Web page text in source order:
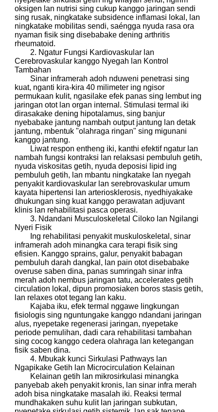
oksigen lan nutrisi sing cukup kanggo jaringan sendi
sing rusak, ningkatake subsidence inflamasi lokal, lan
ningkatake mobilitas sendi, saéngga nyuda rasa ora
nyaman fisik sing disebabake dening arthritis
rheumatoid.
2. Ngatur Fungsi Kardiovaskular lan
Cerebrovaskular kanggo Nyegah lan Kontrol
Tambahan
Sinar inframerah adoh nduweni penetrasi sing
kuat, nganti kira-kira 40 milimeter ing ngisor
permukaan kulit, ngasilake efek panas sing lembut ing
jaringan otot lan organ internal. Stimulasi termal iki
dirasakake dening hipotalamus, sing banjur
nyebabake jantung nambah output jantung lan detak
jantung, mbentuk "olahraga ringan" sing migunani
kanggo jantung.
Liwat respon entheng iki, kanthi efektif ngatur lan
nambah fungsi kontraksi lan relaksasi pembuluh getih,
nyuda viskositas getih, nyuda deposisi lipid ing
pembuluh getih, lan mbantu ningkatake lan nyegah
penyakit kardiovaskular lan serebrovaskular umum
kayata hipertensi lan arteriosklerosis, nyedhiyakake
dhukungan sing kuat kanggo perawatan adjuvant
klinis lan rehabilitasi pasca operasi.
3. Ndandani Musculoskeletal Ciloko lan Ngilangi
Nyeri Fisik
Ing rehabilitasi penyakit muskuloskeletal, sinar
inframerah adoh minangka cara terapi fisik sing
efisien. Kanggo sprains, galur, penyakit babagan
pembuluh darah dangkal, lan pain otot disebabake
overuse saben dina, panas sumringah sinar infra
merah adoh nembus jaringan tatu, accelerates getih
circulation lokal, dipun promosiaken boros stasis getih,
lan relaxes otot tegang lan kaku.
Kajaba iku, efek termal nggawe lingkungan
fisiologis sing nguntungake kanggo ndandani jaringan
alus, nyepetake regenerasi jaringan, nyepetake
periode pemulihan, dadi cara rehabilitasi tambahan
sing cocog kanggo cedera olahraga lan ketegangan
fisik saben dina.
4. Mbukak kunci Sirkulasi Pathways lan
Ngapikake Getih lan Microcirculation Kelainan
Kelainan getih lan mikrosirkulasi minangka
panyebab akeh penyakit kronis, lan sinar infra merah
adoh bisa ningkatake masalah iki. Reaksi termal
mundhakaken suhu kulit lan jaringan subkutan,